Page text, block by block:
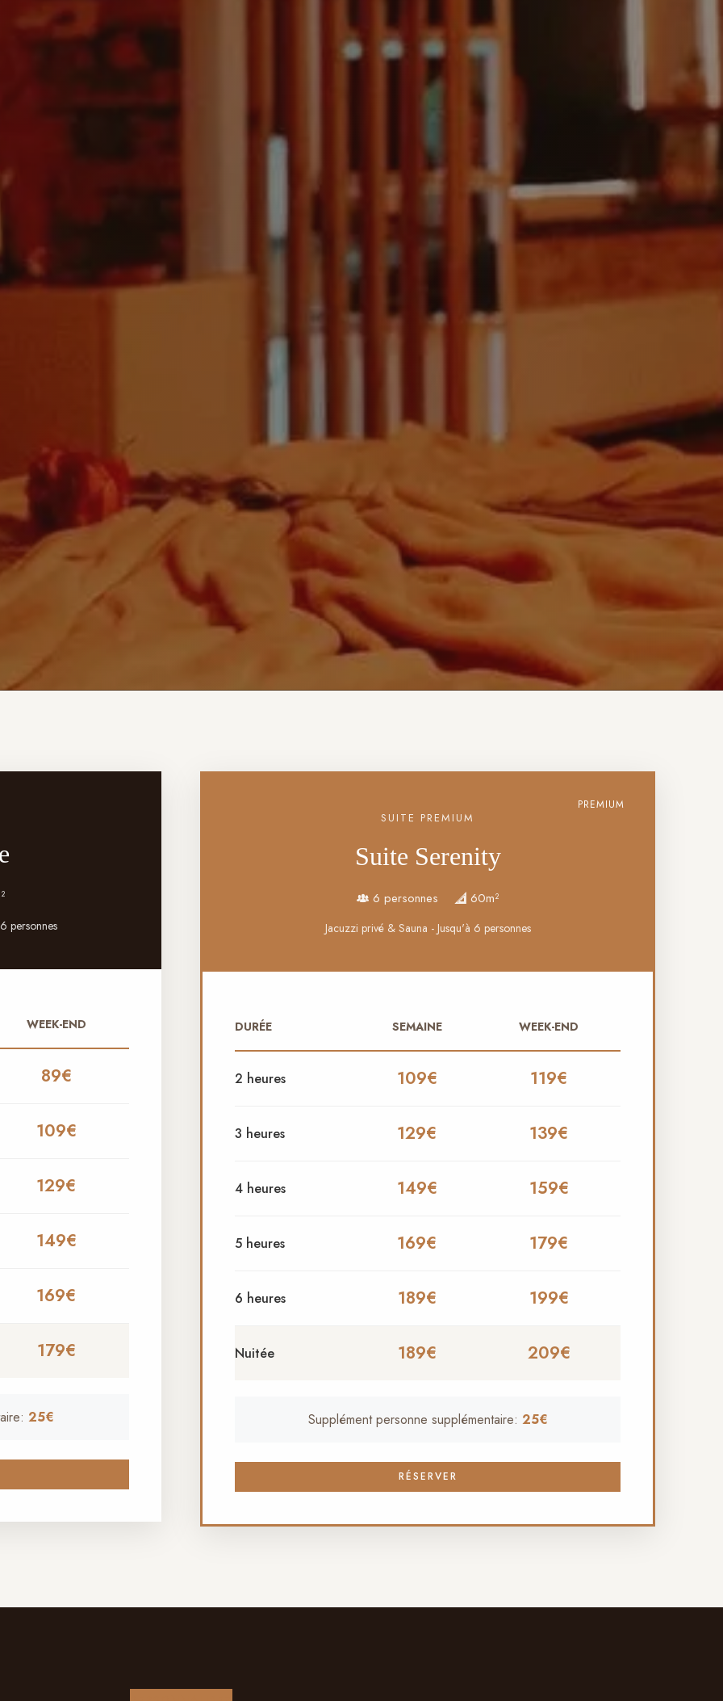
personnes
WEEK-END
89€
109€
129€
149€
169€
179€
25€
PREMIUM
SUITE PREMIUM
Suite Serenity
6 personnes 60m²
Jacuzzi privé & Sauna - Jusqu'à 6 personnes
DURÉE SEMAINE WEEK-END
2 heures 109€ 119€
3 heures 129€ 139€
4 heures 149€ 159€
5 heures 169€ 179€
6 heures 189€ 199€
Nuitée 189€ 209€
Supplément personne supplémentaire: 25€
RÉSERVER